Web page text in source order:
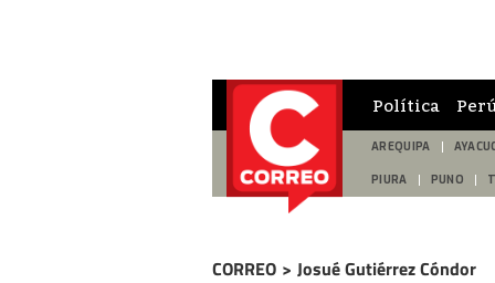
Política
AREQUIPA
PIURA PUNO
CORREO > Josué Gutiérrez Cóndor